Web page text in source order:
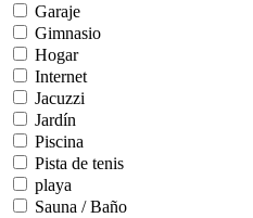
Garaje
Gimnasio
Hogar
Internet
Jacuzzi
Jardín
Piscina
Pista de tenis
playa
Sauna / Baño